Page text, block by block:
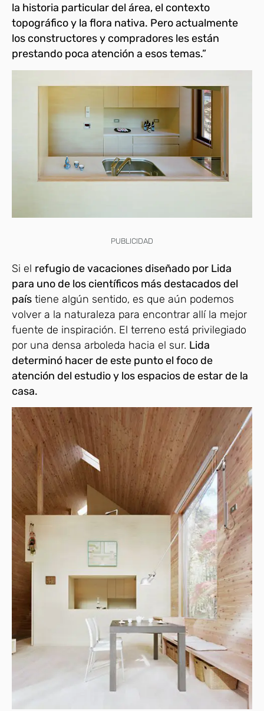
la historia particular del área, el contexto
topográfico y la flora nativa. Pero actualmente
los constructores y compradores les están
prestando poca atención a esos temas.”
PUBLICIDAD
Si el refugio de vacaciones diseñado por Lida
para uno de los científicos más destacados del
país tiene algún sentido, es que aún podemos
volver a la naturaleza para encontrar allí la mejor
fuente de inspiración. El terreno está privilegiado
por una densa arboleda hacia el sur. Lida
determinó hacer de este punto el foco de
atención del estudio y los espacios de estar de la
casa.